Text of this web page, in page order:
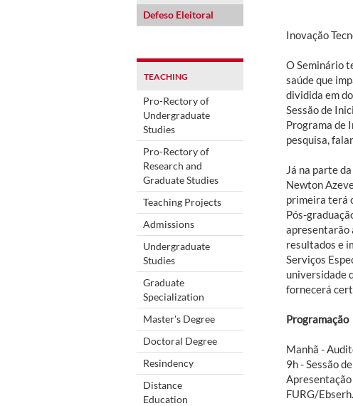
Defeso Eleitoral
TEACHING
Pro-Rectory of
Undergraduate
Studies
Pro-Rectory of
Research and
Graduate Studies
Teaching Projects
Admissions
Undergraduate
Studies
Graduate
Specialization
Master's Degree
Doctoral Degree
Resindency
Distance
Education
Inovação
O Seminário
saúde que
dividida em
Sessão de
Programa de
pesquisa,
Já na parte
Newton
primeira terá
Pós-
apresentarão
resultados e
Serviços
universidade
fornecerá
Programação
Manhã -
9h - Sessão
FURG/Ebserh.